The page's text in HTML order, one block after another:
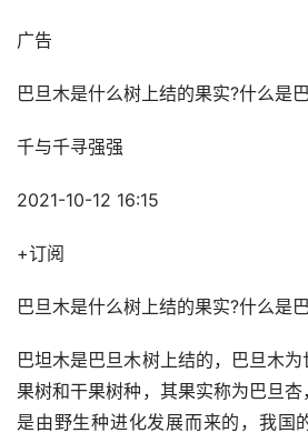
广告
巴旦木是什么树上结的果实?什么是巴
千与千寻强强
2021-10-12 16:15
+订阅
巴旦木是什么树上结的果实?什么是
巴坦木是巴旦木树上结的，巴旦木
果树和干果树种，其果实称为巴旦
是由野生种进化发展而来的，我国